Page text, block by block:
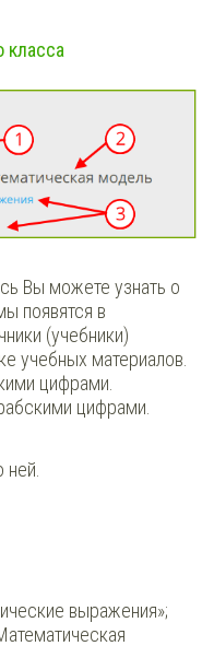
класса
Вы можете узнать о
появятся в
(учебники)
учебных материалов.
цифрами.
цифрами.
выражения»;